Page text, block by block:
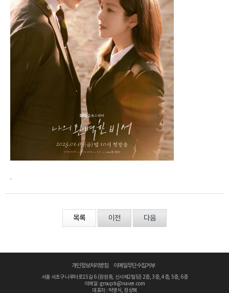
.
목록 이전 다음
개인정보처리방침 이메일무단수집거부
서울 서초구 나루터로15길 6 (잠원동, 신사제2빌딩) 2층, 3층, 4층, 5층, 6층
이메일 : groupti@naver.com
대표자 : 박영식, 정상복